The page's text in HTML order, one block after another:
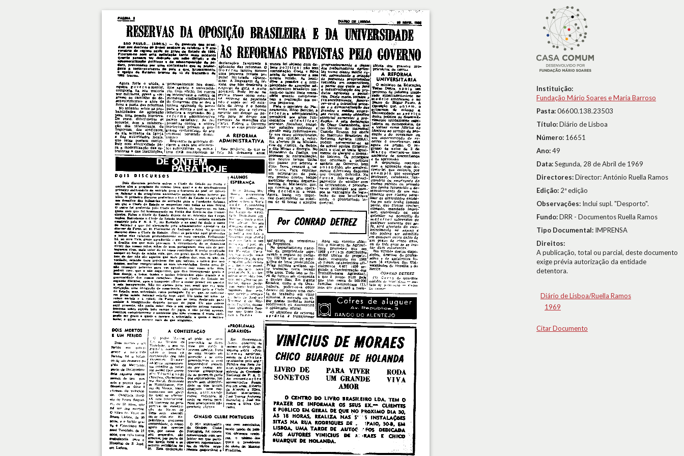
Instituição:
Fundação Mário Soares e Maria Barroso
Pasta:06600.138.23503
Título:Diário de Lisboa
Número: 16651
Ano:49
Data:Segunda, 28 de Abril de 1969
Directores:Director: António Ruella Ramos
Edição: 2ª edição
Observações: Inclui supl. "Desporto".
Fundo:DRR - Documentos Ruella Ramos
Tipo Documental: IMPRENSA
Direitos:
A publicação, total ou parcial, deste documento
exige prévia autorização da entidade
detentora.
Diário de Lisboa/Ruella Ramos
1969
Citar Documento